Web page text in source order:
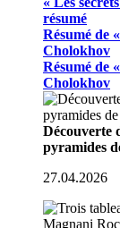
résumé
Résumé de
Cholokhov
Résumé de
Cholokhov
Découverte
pyramides
27.04.2026